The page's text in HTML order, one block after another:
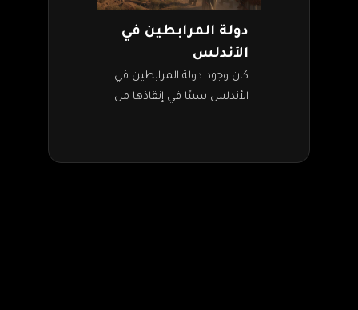
دولة المرابطين في
الأندلس
كان وجود دولة المرابطين في
الأندلس سببًا في إنقاذها من
(1056–1147م) هي إحدى الدول